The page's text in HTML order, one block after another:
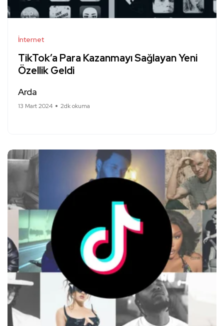
İnternet
TikTok’a Para Kazanmayı Sağlayan Yeni
Özellik Geldi
Arda
13 Mart 2024 2dk okuma